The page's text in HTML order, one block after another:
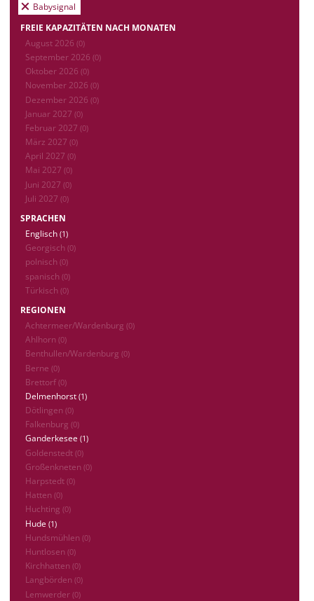
Babysignal
FREIE KAPAZITÄTEN NACH MONATEN
August 2026 (0)
September 2026 (0)
Oktober 2026 (0)
November 2026 (0)
Dezember 2026 (0)
Januar 2027 (0)
Februar 2027 (0)
März 2027 (0)
April 2027 (0)
Mai 2027 (0)
Juni 2027 (0)
Juli 2027 (0)
SPRACHEN
Englisch (1)
Georgisch (0)
polnisch (0)
spanisch (0)
Türkisch (0)
REGIONEN
Achtermeer/Wardenburg (0)
Ahlhorn (0)
Benthullen/Wardenburg (0)
Berne (0)
Brettorf (0)
Delmenhorst (1)
Dötlingen (0)
Falkenburg (0)
Ganderkesee (1)
Goldenstedt (0)
Großenkneten (0)
Harpstedt (0)
Hatten (0)
Huchting (0)
Hude (1)
Hundsmühlen (0)
Huntlosen (0)
Kirchhatten (0)
Langbörden (0)
Lemwerder (0)